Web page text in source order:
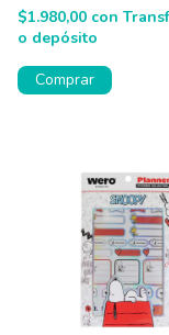
$1.980,00 con
o depósito
Comprar